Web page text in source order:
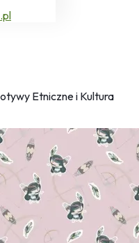
Etniczne i Kultura